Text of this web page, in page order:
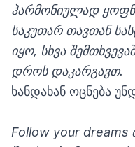
ჰარმონიულად
საკუთარ თავთან
იყო, სხვა
დროს დაკარგავთ.
ხანდახან ოცნება
Follow your dreams